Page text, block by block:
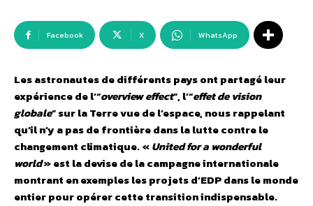
Facebook X WhatsApp
Les astronautes de différents pays ont partagé leur
expérience de l’“overview effect”, l’“effet de vision
globale” sur la Terre vue de l’espace, nous rappelant
qu’il n’y a pas de frontière dans la lutte contre le
changement climatique. «United for a wonderful
world» est la devise de la campagne internationale
montrant en exemples les projets d’EDP dans le monde
entier pour opérer cette transition indispensable.